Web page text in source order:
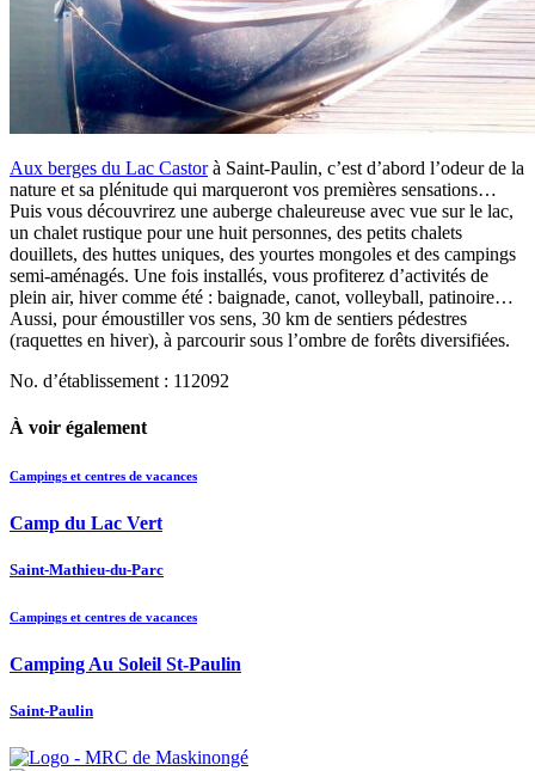
Aux berges du Lac Castorà Saint-Paulin, c’est d’abord l’odeur de la
nature et sa plénitude qui marqueront vos premières sensations…
Puis vous découvrirez une auberge chaleureuse avec vue sur le lac,
un chalet rustique pour une huit personnes, des petits chalets
douillets, des huttes uniques, des yourtes mongoles et des campings
semi-aménagés. Une fois installés, vous profiterez d’activités de
plein air, hiver comme été : baignade, canot, volleyball, patinoire…
Aussi, pour émoustiller vos sens, 30 km de sentiers pédestres
(raquettes en hiver), à parcourir sous l’ombre de forêts diversifiées.
No. d’établissement : 112092
À voir également
Campings et centres de vacances
Camp du Lac Vert
Saint-Mathieu-du-Parc
Campings et centres de vacances
Camping Au Soleil St-Paulin
Saint-Paulin